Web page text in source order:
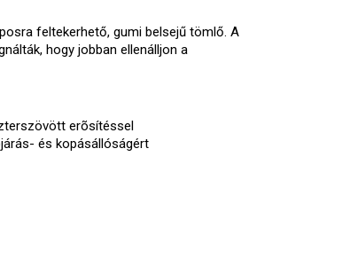
feltekerhető, gumi belsejű tömlő. A
hogy jobban ellenálljon a
erõsítéssel
és kopásállóságért